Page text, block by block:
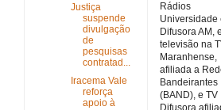
Justiça
suspende
divulgação
de
pesquisas
contratad...
Iracema Vale
reforça
apoio à
Rádios
Universidade
Difusora AM,
televisão na
Maranhense,
afiliada a
Bandeirantes
(BAND), e TV
Difusora